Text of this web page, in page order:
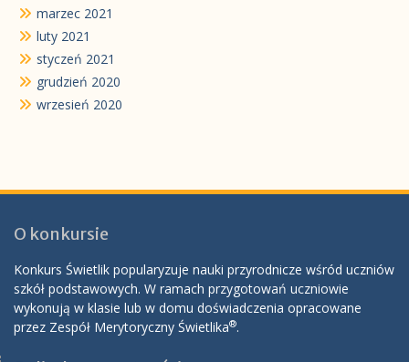
marzec 2021
luty 2021
styczeń 2021
grudzień 2020
wrzesień 2020
O konkursie
Konkurs Świetlik popularyzuje nauki przyrodnicze wśród uczniów
szkół podstawowych. W ramach przygotowań uczniowie
wykonują w klasie lub w domu doświadczenia opracowane
przez Zespół Merytoryczny Świetlika®.